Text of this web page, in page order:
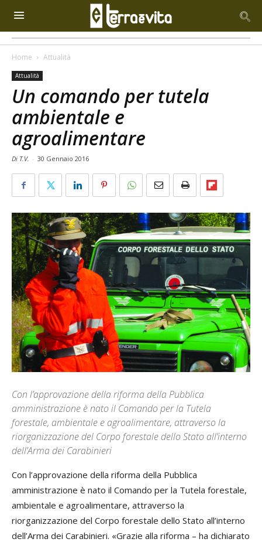
Home Attualità
Attualità
Un comando per tutela
ambientale e
agroalimentare
Di T.V. - 30 Gennaio 2016
Con l’approvazione della riforma della Pubblica
amministrazione è nato il Comando per la Tutela
forestale, ambientale e agroalimentare, attraverso la
riorganizzazione del Corpo forestale dello Stato all’interno
dell’Arma dei Carabinieri
Con l’approvazione della riforma della Pubblica
amministrazione è nato il Comando per la Tutela forestale,
ambientale e agroalimentare, attraverso la
riorganizzazione del Corpo forestale dello Stato all’interno
dell’Arma dei Carabinieri. «Grazie alla riforma – ha dichiarato